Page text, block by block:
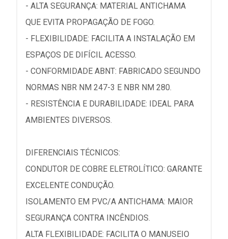
- ALTA SEGURANÇA: MATERIAL ANTICHAMA
QUE EVITA PROPAGAÇÃO DE FOGO.
- FLEXIBILIDADE: FACILITA A INSTALAÇÃO EM
ESPAÇOS DE DIFÍCIL ACESSO.
- CONFORMIDADE ABNT: FABRICADO SEGUNDO
NORMAS NBR NM 247-3 E NBR NM 280.
- RESISTÊNCIA E DURABILIDADE: IDEAL PARA
AMBIENTES DIVERSOS.
DIFERENCIAIS TÉCNICOS:
CONDUTOR DE COBRE ELETROLÍTICO: GARANTE
EXCELENTE CONDUÇÃO.
ISOLAMENTO EM PVC/A ANTICHAMA: MAIOR
SEGURANÇA CONTRA INCÊNDIOS.
ALTA FLEXIBILIDADE: FACILITA O MANUSEIO